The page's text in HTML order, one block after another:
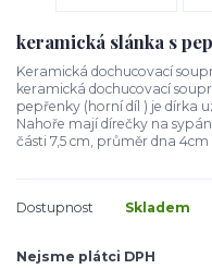
keramická slánka s
Keramická dochucovací
keramická dochucovací
pepřenky (horní díl ) je dírka
Nahoře mají dírečky na
části 7,5 cm, průměr dna 4cm
Dostupnost Skladem
Nejsme plátci DPH